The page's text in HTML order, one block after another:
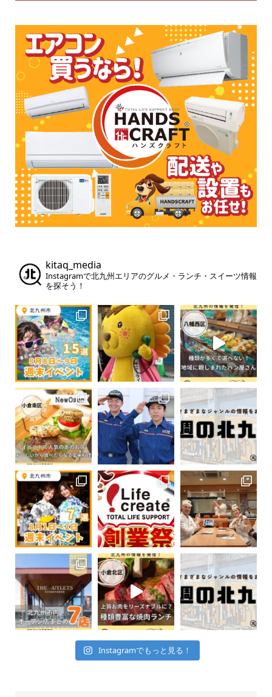
kitaq_media
Instagramで北九州エリアのグルメ・ランチ・スイーツ情報
を探そう！
Instagramでもっと見る！